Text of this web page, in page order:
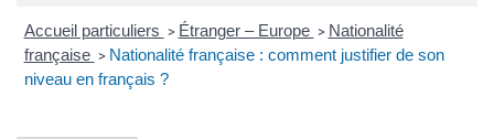
Accueil particuliers > Étranger – Europe > Nationalité
française > Nationalité française : comment justifier de son
niveau en français ?